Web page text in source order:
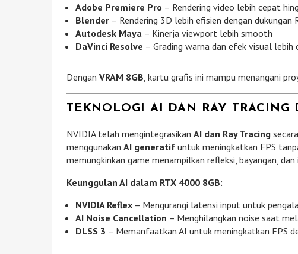
Adobe Premiere Pro – Rendering video lebih cepat
Blender – Rendering 3D lebih efisien dengan dukungan
Autodesk Maya – Kinerja viewport lebih smooth
DaVinci Resolve – Grading warna dan efek visual
Dengan VRAM 8GB , kartu grafis ini mampu menangani
TEKNOLOGI AI DAN RAY TRACING
NVIDIA telah mengintegrasikan AI dan Ray Tracing
menggunakan AI generatif untuk meningkatkan FPS
memungkinkan game menampilkan refleksi, bayangan,
Keunggulan AI dalam RTX 4000 8GB:
NVIDIA Reflex – Mengurangi latensi input untuk
AI Noise Cancellation – Menghilangkan noise saat
DLSS 3 – Memanfaatkan AI untuk meningkatkan FPS